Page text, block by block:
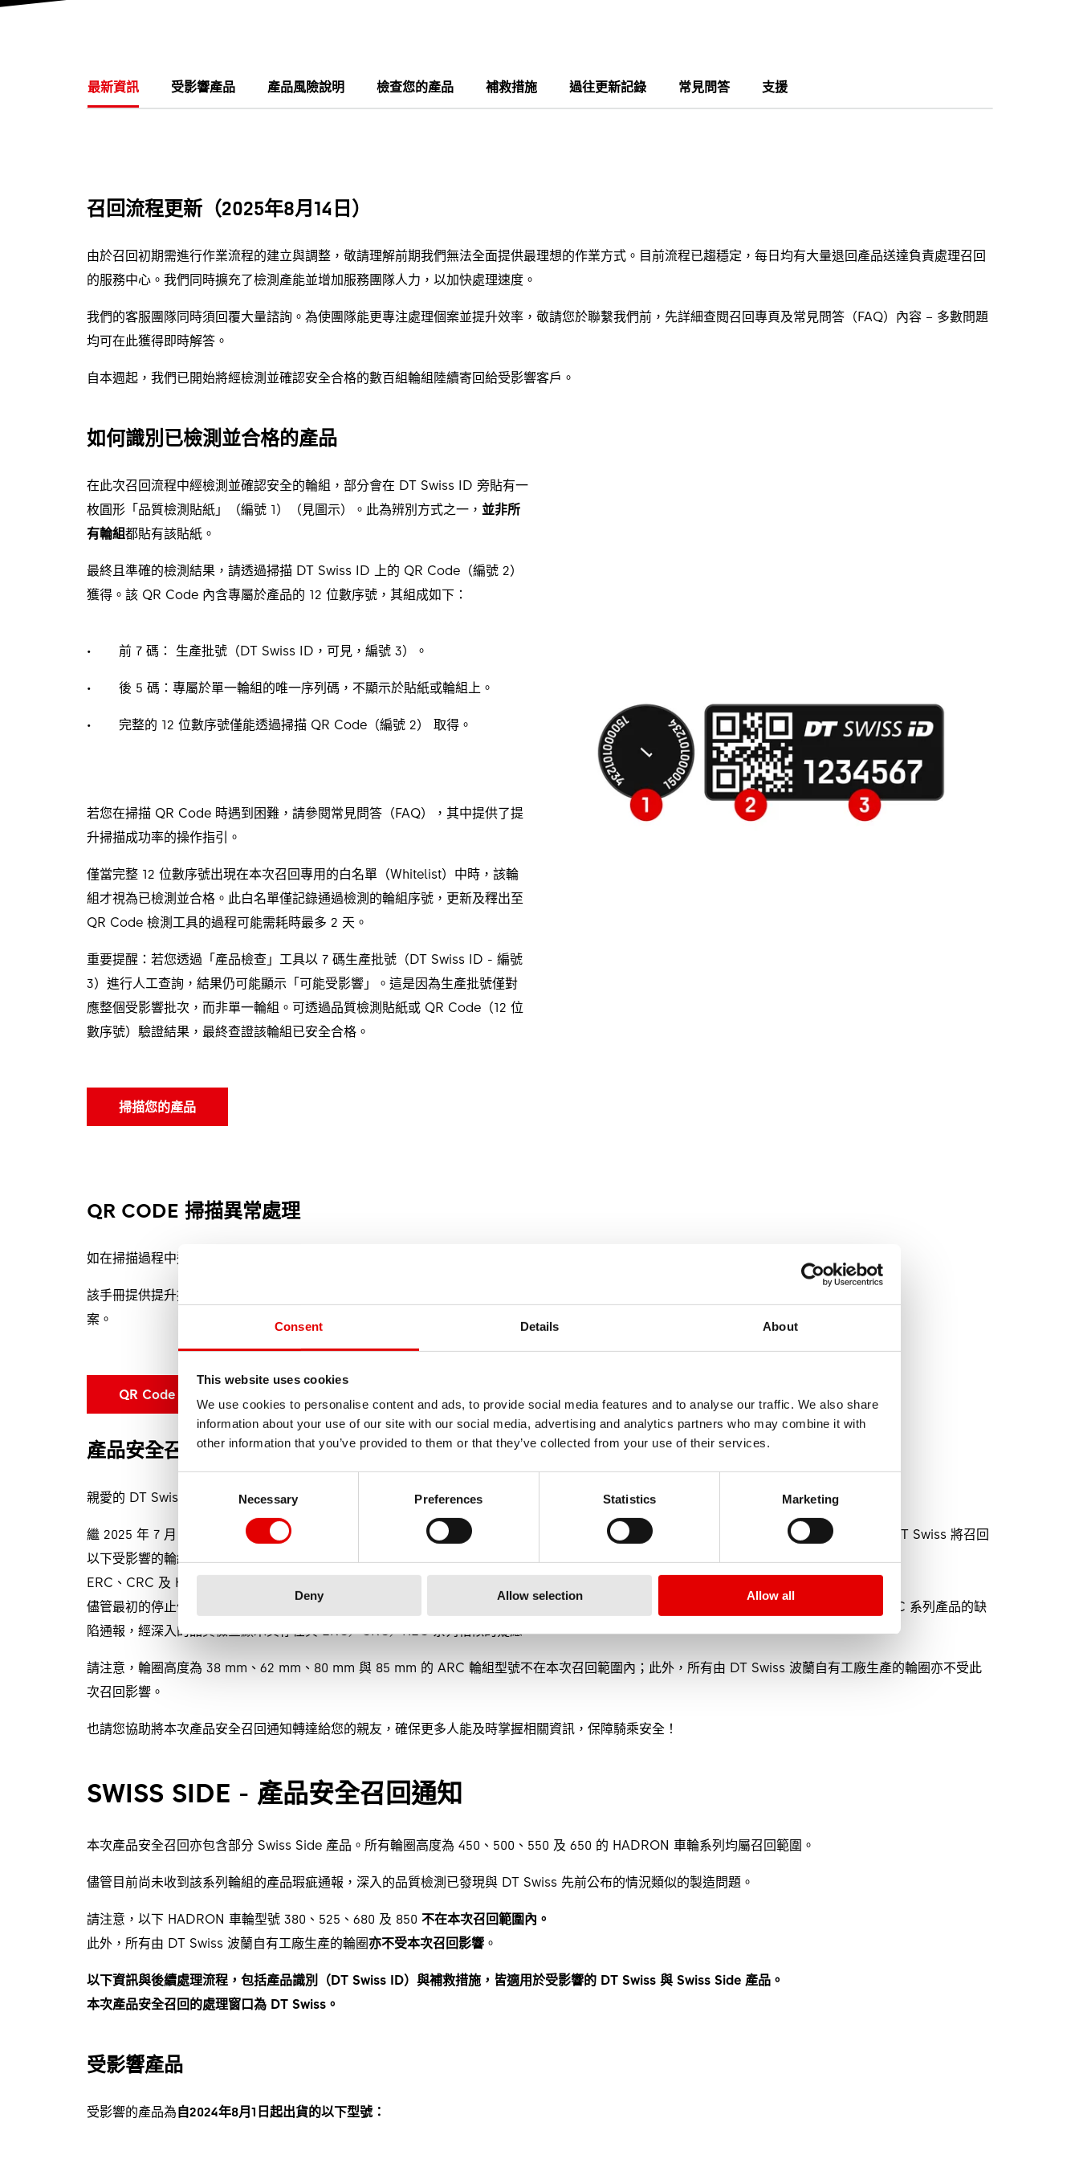
Consent Details About
This website uses cookies
We use cookies to personalise content and ads, to provide social media features and to analyse our traffic. We also share
information about your use of our site with our social media, advertising and analytics partners who may combine it with
other information that you’ve provided to them or that they’ve collected from your use of their services.
Necessary
Preferences Statistics Marketing
Deny Allow selection Allow all
最新資訊 受影響產品 產品風險說明 檢查您的產品 補救措施 過往更新記錄 常見問答 支援
召回流程更新（2025年8月14日）
由於召回初期需進行作業流程的建立與調整，敬請理解前期我們無法全面提供最理想的作業方式。目前流程已趨穩定，每日均有大量退回產品送達負責處理召回
的服務中心。我們同時擴充了檢測產能並增加服務團隊人力，以加快處理速度。
我們的客服團隊同時須回覆大量諮詢。為使團隊能更專注處理個案並提升效率，敬請您於聯繫我們前，先詳細查閱召回專頁及常見問答（FAQ）內容 – 多數問題
均可在此獲得即時解答。
自本週起，我們已開始將經檢測並確認安全合格的數百組輪組陸續寄回給受影響客戶。
如何識別已檢測並合格的產品
在此次召回流程中經檢測並確認安全的輪組，部分會在 DT Swiss ID 旁貼有一
枚圓形「品質檢測貼紙」（編號 1）（見圖示）。此為辨別方式之一， 並非所
有輪組都貼有該貼紙。
最終且準確的檢測結果，請透過掃描 DT Swiss ID 上的 QR Code（編號 2）
獲得。該 QR Code 內含專屬於產品的 12 位數序號，其組成如下：
前 7 碼： 生產批號（DT Swiss ID，可見，編號 3）。
後 5 碼：專屬於單一輪組的唯一序列碼，不顯示於貼紙或輪組上。
完整的 12 位數序號僅能透過掃描 QR Code（編號 2） 取得。
若您在掃描 QR Code 時遇到困難，請參閱常見問答（FAQ），其中提供了提
升掃描成功率的操作指引。
僅當完整 12 位數序號出現在本次召回專用的白名單（Whitelist）中時，該輪
組才視為已檢測並合格。此白名單僅記錄通過檢測的輪組序號，更新及釋出至
QR Code 檢測工具的過程可能需耗時最多 2 天。
重要提醒：若您透過「產品檢查」工具以 7 碼生產批號（DT Swiss ID - 編號
3）進行人工查詢，結果仍可能顯示「可能受影響」。這是因為生產批號僅對
應整個受影響批次，而非單一輪組。可透過品質檢測貼紙或 QR Code（12 位
數序號）驗證結果，最終查證該輪組已安全合格。
掃描您的產品
QR CODE 掃描異常處理
如在掃描過程中遇到困難，請參閱《QR Code 使用手冊》。
該手冊提供提升掃描成功率的實用方法，並說明仍無法成功掃描時的替代方
案。
QR Code 使用手冊
產品安全召回（2025年7月29日）
親愛的 DT Swiss 顧客與合作夥伴：
繼 2025 年 7 月 12 日發布的「停止使用通知」後，經過全面的分析與制定完整的處理流程，我們現正式公告啟動產品召回。我們在此通知您，DT Swiss 將召回
以下受影響的輪組型號：
ERC、CRC 及 HEC 系列輪圈高度為 35 mm 與 45 mm 的型號，以及 ARC 系列輪圈高度為 50 mm、55 mm 與 65 mm 的型號。
儘管最初的停止使用通知僅針對 ERC、CRC 與 HEC 系列，此次召回範圍擴大，納入同一製造廠生產的 ARC 系列產品。雖然目前尚未接獲 ARC 系列產品的缺
陷通報，經深入的品質檢查顯示其存在與 ERC／CRC／HEC 系列相似的疑慮。
請注意，輪圈高度為 38 mm、62 mm、80 mm 與 85 mm 的 ARC 輪組型號不在本次召回範圍內；此外，所有由 DT Swiss 波蘭自有工廠生產的輪圈亦不受此
次召回影響。
也請您協助將本次產品安全召回通知轉達給您的親友，確保更多人能及時掌握相關資訊，保障騎乘安全！
SWISS SIDE - 產品安全召回通知
本次產品安全召回亦包含部分 Swiss Side 產品。所有輪圈高度為 450、500、550 及 650 的 HADRON 車輪系列均屬召回範圍。
儘管目前尚未收到該系列輪組的產品瑕疵通報，深入的品質檢測已發現與 DT Swiss 先前公布的情況類似的製造問題。
請注意，以下 HADRON 車輪型號 380、525、680 及 850 不在本次召回範圍內。
此外，所有由 DT Swiss 波蘭自有工廠生產的輪圈亦不受本次召回影響。
以下資訊與後續處理流程，包括產品識別（DT Swiss ID）與補救措施，皆適用於受影響的 DT Swiss 與 Swiss Side 產品。
本次產品安全召回的處理窗口為 DT Swiss。
受影響產品
受影響的產品為自2024年8月1日起出貨的以下型號：